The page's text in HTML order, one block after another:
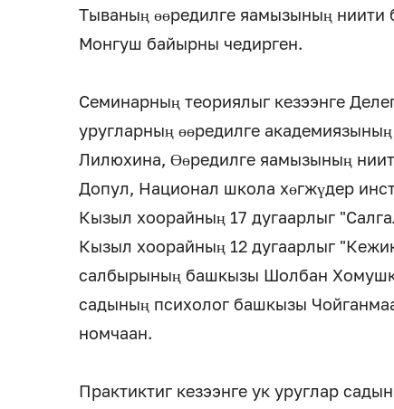
Тываның өөредилге яамызының ниити
Монгуш байырны чедирген.
Семинарның теориялыг кезээнге
уругларның өөредилге
Лилюхина, Өөредилге яамызының
Допул, Национал школа хөгжүдер
Кызыл хоорайның 17 дугаарлыг
Кызыл хоорайның 12 дугаарлыг
салбырының башкызы Шолбан
садының психолог башкызы
номчаан.
Практиктиг кезээнге ук уруглар